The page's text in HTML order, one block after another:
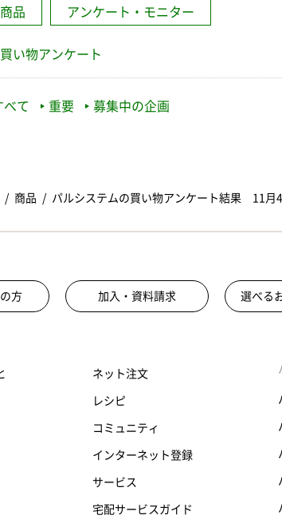
商品 アンケート・モニター
買い物アンケート
べて 重要 募集中の企画
商品 パルシステムの買い物アンケート結果 11月4
方 加入・資料請求 選べる
ネット注文
レシピ
コミュニティ
インターネット登録
サービス
宅配サービスガイド